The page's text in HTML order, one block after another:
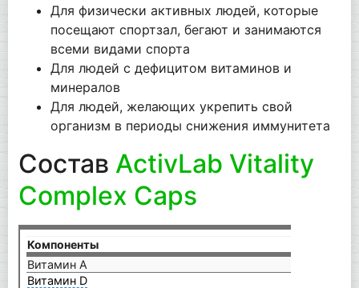
Для физически активных людей, которые
посещают спортзал, бегают и занимаются
всеми видами спорта
Для людей с дефицитом витаминов и
минералов
Для людей, желающих укрепить свой
организм в периоды снижения иммунитета
Состав ActivLab Vitality
Complex Caps
Компоненты
Витамин А
Витамин D